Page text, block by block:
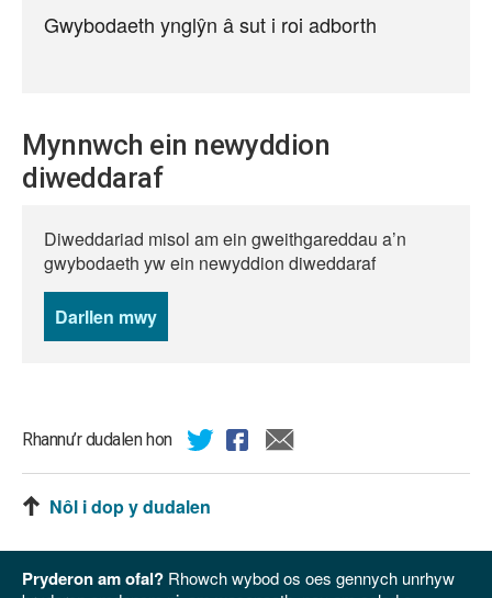
Gwybodaeth ynglŷn â sut i roi adborth
Mynnwch ein newyddion
diweddaraf
Diweddariad misol am ein gweithgareddau a’n
gwybodaeth yw ein newyddion diweddaraf
Darllen mwy
newyddion
Rhannu’r dudalen hon
Nôl i dop y dudalen
Pryderon am ofal? Rhowch wybod os oes gennych unrhyw